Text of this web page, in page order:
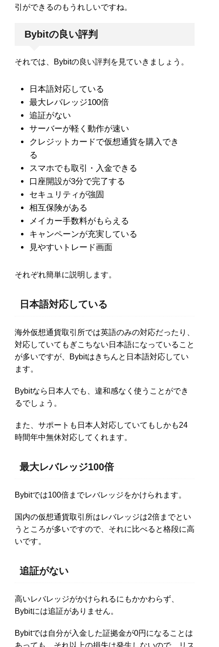
引ができるのもうれしいですね。
Bybitの良い評判
それでは、Bybitの良い評判を見ていきましょう。
日本語対応している
最大レバレッジ100倍
追証がない
サーバーが軽く動作が速い
クレジットカードで仮想通貨を購入でき
る
スマホでも取引・入金できる
口座開設が3分で完了する
セキュリティが強固
相互保険がある
メイカー手数料がもらえる
キャンペーンが充実している
見やすいトレード画面
それぞれ簡単に説明します。
日本語対応している
海外仮想通貨取引所では英語のみの対応だったり、
対応していてもぎこちない日本語になっていること
が多いですが、Bybitはきちんと日本語対応してい
ます。
Bybitなら日本人でも、違和感なく使うことができ
るでしょう。
また、サポートも日本人対応していてもしかも24
時間年中無休対応してくれます。
最大レバレッジ100倍
Bybitでは100倍までレバレッジをかけられます。
国内の仮想通貨取引所はレバレッジは2倍までとい
うところが多いですので、それに比べると格段に高
いです。
追証がない
高いレバレッジがかけられるにもかかわらず、
Bybitには追証がありません。
Bybitでは自分が入金した証拠金が0円になることは
あっても、それ以上の損失は発生しないので、リス